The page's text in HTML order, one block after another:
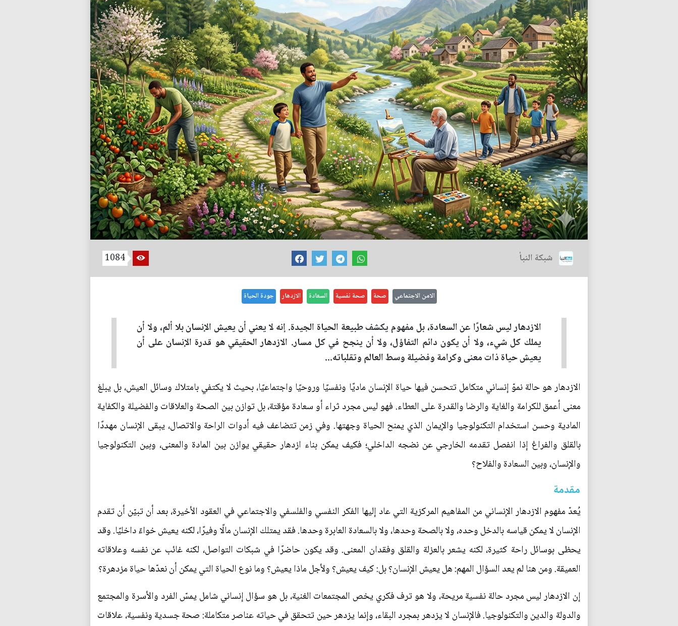
شبكة النبأ 1084
الامن الاجتماعي صحة صحة نفسية السعادة الازدهار جودة الحياة
الازدهار ليس شعارًا عن السعادة، بل مفهوم يكشف طبيعة الحياة الجيدة. إنه لا يعني أن يعيش الإنسان بلا ألم، ولا أن
يملك كل شيء، ولا أن يكون دائم التفاؤل، ولا أن ينجح في كل مسار. الازدهار الحقيقي هو قدرة الإنسان على أن
يعيش حياة ذات معنى وكرامة وفضيلة وسط العالم وتقلباته...
الازدهار هو حالة نموّ إنساني متكامل تتحسن فيها حياة الإنسان ماديًا ونفسيًا وروحيًا واجتماعيًا، بحيث لا يكتفي بامتلاك وسائل العيش، بل يبلغ
معنى أعمق للكرامة والغاية والرضا والقدرة على العطاء. فهو ليس مجرد ثراء أو سعادة مؤقتة، بل توازن بين الصحة والعلاقات والفضيلة والكفاية
المادية وحسن استخدام التكنولوجيا والإيمان الذي يمنح الحياة وجهتها. وفي زمن تتضاعف فيه أدوات الراحة والاتصال، يبقى الإنسان مهددًا
بالقلق والفراغ إذا انفصل تقدمه الخارجي عن نضجه الداخلي؛ فكيف يمكن بناء ازدهار حقيقي يوازن بين المادة والمعنى، وبين التكنولوجيا
والإنسان، وبين السعادة والفلاح؟
مقدمة
يُعدّ مفهوم الازدهار الإنساني من المفاهيم المركزية التي عاد إليها الفكر النفسي والفلسفي والاجتماعي في العقود الأخيرة، بعد أن تبيّن أن تقدم
الإنسان لا يمكن قياسه بالدخل وحده، ولا بالصحة وحدها، ولا بالسعادة العابرة وحدها. فقد يمتلك الإنسان مالًا وفيرًا، لكنه يعيش خواءً داخليًا. وقد
يحظى بوسائل راحة كثيرة، لكنه يشعر بالعزلة والقلق وفقدان المعنى. وقد يكون حاضرًا في شبكات التواصل، لكنه غائب عن نفسه وعلاقاته
العميقة. ومن هنا لم يعد السؤال المهم: هل يعيش الإنسان؟ بل: كيف يعيش؟ ولأجل ماذا يعيش؟ وما نوع الحياة التي يمكن أن نعدّها حياة مزدهرة؟
إن الازدهار ليس مجرد حالة نفسية مريحة، ولا هو ترف فكري يخص المجتمعات الغنية، بل هو سؤال إنساني شامل يمسّ الفرد والأسرة والمجتمع
والدولة والدين والتكنولوجيا. فالإنسان لا يزدهر بمجرد البقاء، وإنما يزدهر حين تتحقق في حياته عناصر متكاملة: صحة جسدية ونفسية، علاقات